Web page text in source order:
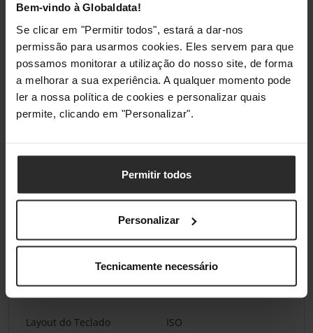
Bem-vindo à Globaldata!
Se clicar em "Permitir todos", estará a dar-nos
permissão para usarmos cookies. Eles servem para que
possamos monitorar a utilização do nosso site, de forma
a melhorar a sua experiência. A qualquer momento pode
ler a nossa política de cookies e personalizar quais
permite, clicando em "Personalizar".
Permitir todos
Personalizar
Tecnicamente necessário
Wi-Fi & LAN
LAN Não
Wi-Fi / Bluetooth
sem
Conectores do Monitor 1 x HDMI
Teclado
Layout do Teclado ISO